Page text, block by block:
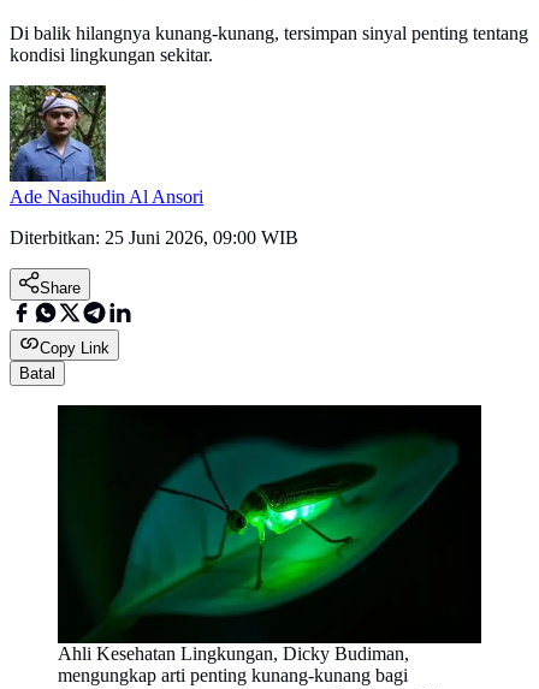
Di balik hilangnya kunang-kunang, tersimpan sinyal penting tentang
kondisi lingkungan sekitar.
Ade Nasihudin Al Ansori
Diterbitkan: 25 Juni 2026, 09:00 WIB
Share
Copy Link
Batal
Ahli Kesehatan Lingkungan, Dicky Budiman,
mengungkap arti penting kunang-kunang bagi